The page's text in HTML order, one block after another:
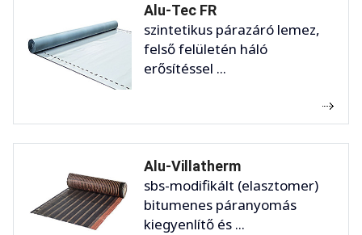
Alu-Tec FR
szintetikus párazáró lemez,
felső felületén háló
erősítéssel ...
Alu-Villatherm
sbs-modifikált (elasztomer)
bitumenes páranyomás
kiegyenlítő és ...